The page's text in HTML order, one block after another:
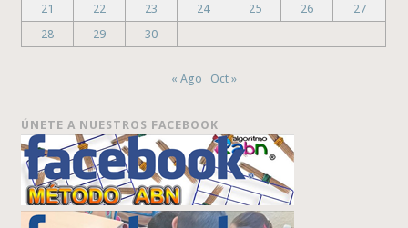
21
22 23 24 25 26
27
28
29 30
« Ago Oct »
ÚNETE A NUESTROS FACEBOOK